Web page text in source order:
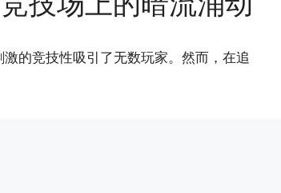
的竞技性吸引了无数玩家。然而，在追